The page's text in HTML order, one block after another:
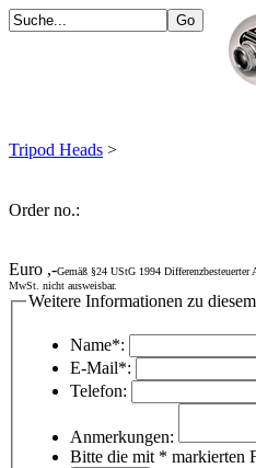
Tripod Heads >
Order no.:
Euro ,-Gemäß §24 UStG 1994 Differenzbesteuerter
MwSt. nicht ausweisbar.
Weitere Informationen zu
Name*:
E-Mail*:
Telefon:
Anmerkungen:
Bitte die mit * markierten